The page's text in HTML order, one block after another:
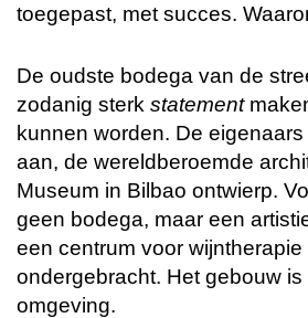
toegepast, met succes.
De oudste bodega van de
zodanig sterk statement
kunnen worden. De
aan, de wereldberoemde
Museum in Bilbao ontwierp.
geen bodega, maar een
een centrum voor
ondergebracht. Het gebouw
omgeving.